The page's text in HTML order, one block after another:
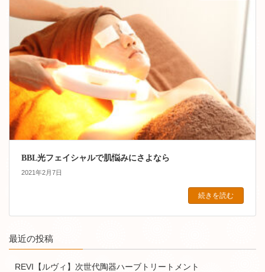
BBL光フェイシャルで肌悩みにさよなら
2021年2月7日
続きを読む
最近の投稿
REVI【ルヴィ】次世代陶器ハーブトリートメント